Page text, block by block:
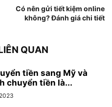
Có nên gửi tiết kiệm online
không? Đánh giá chi tiết
QUAN
tiền sang Mỹ và
chuyển tiền là...